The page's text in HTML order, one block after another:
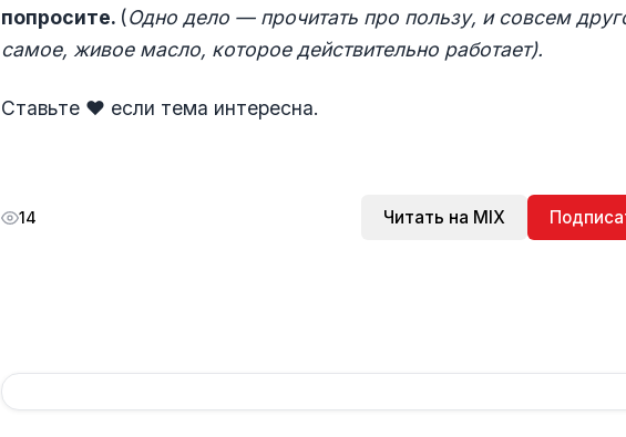
попросите. (Одно дело — прочитать про пользу, и совсем
самое, живое масло, которое действительно работает).
Ставьте ❤️ если тема интересна.
14 Читать на MIX